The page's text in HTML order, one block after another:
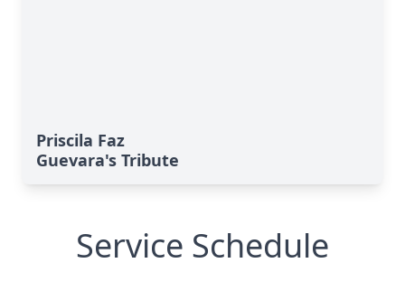
Priscila Faz
Guevara's Tribute
Service Schedule